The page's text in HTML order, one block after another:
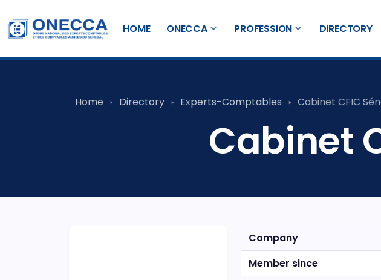
HOME ONECCA PROFESSION DIRECTORY
Home Directory Experts-Comptables Cabinet CFIC
Cabinet
Company
Member since